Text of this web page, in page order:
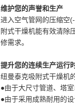
维护您的声誉和生产
进入空气管网的压缩空
附式干燥机能有效清除
修需求。
提升您的连续生产运行
纽曼泰克吸附式干燥机
●由于大尺寸管道、塔
●由于采用成熟耐用的